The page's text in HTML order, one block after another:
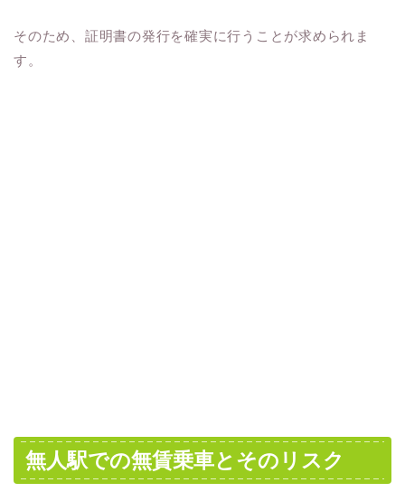
そのため、証明書の発行を確実に行うことが求められま
す。
無人駅での無賃乗車とそのリスク